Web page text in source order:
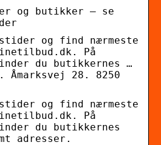
og butikker – se
og find nærmeste
På
du butikkernes …
Åmarksvej 28. 8250
og find nærmeste
På
du butikkernes
adresser.